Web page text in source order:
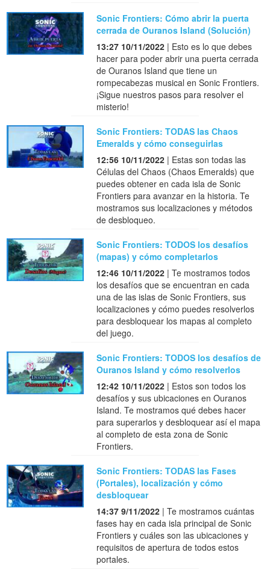
Sonic Frontiers: Cómo abrir la puerta
cerrada de Ouranos Island (Solución)
13:27 10/11/2022 | Esto es lo que debes
hacer para poder abrir una puerta cerrada
de Ouranos Island que tiene un
rompecabezas musical en Sonic Frontiers.
¡Sigue nuestros pasos para resolver el
misterio!
Sonic Frontiers: TODAS las Chaos
Emeralds y cómo conseguirlas
12:56 10/11/2022 | Estas son todas las
Células del Chaos (Chaos Emeralds) que
puedes obtener en cada isla de Sonic
Frontiers para avanzar en la historia. Te
mostramos sus localizaciones y métodos
de desbloqueo.
Sonic Frontiers: TODOS los desafíos
(mapas) y cómo completarlos
12:46 10/11/2022 | Te mostramos todos
los desafíos que se encuentran en cada
una de las islas de Sonic Frontiers, sus
localizaciones y cómo puedes resolverlos
para desbloquear los mapas al completo
del juego.
Sonic Frontiers: TODOS los desafíos de
Ouranos Island y cómo resolverlos
12:42 10/11/2022 | Estos son todos los
desafíos y sus ubicaciones en Ouranos
Island. Te mostramos qué debes hacer
para superarlos y desbloquear así el mapa
al completo de esta zona de Sonic
Frontiers.
Sonic Frontiers: TODAS las Fases
(Portales), localización y cómo
desbloquear
14:37 9/11/2022 | Te mostramos cuántas
fases hay en cada isla principal de Sonic
Frontiers y cuáles son las ubicaciones y
requisitos de apertura de todos estos
portales.